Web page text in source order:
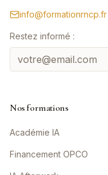
info@formationrncp.fr
Restez informé :
Nos formations
Académie IA
Financement OPCO